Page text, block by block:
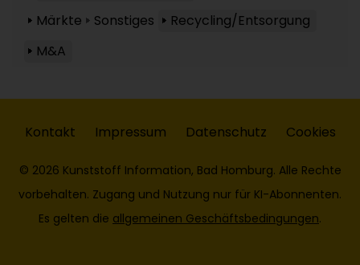
Märkte
Sonstiges
Recycling/Entsorgung
M&A
Kontakt Impressum Datenschutz Cookies
© 2026 Kunststoff Information, Bad Homburg. Alle Rechte
vorbehalten. Zugang und Nutzung nur für KI-Abonnenten.
Es gelten die allgemeinen Geschäftsbedingungen.